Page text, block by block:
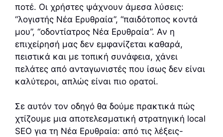
ποτέ. Οι χρήστες ψάχνουν άμεσα λύσεις:
“λογιστής Νέα Ερυθραία”, “παιδότοπος κοντά
μου”, “οδοντίατρος Νέα Ερυθραία”. Αν η
επιχείρησή μας δεν εμφανίζεται καθαρά,
πειστικά και με τοπική συνάφεια, χάνει
πελάτες από ανταγωνιστές που ίσως δεν είναι
καλύτεροι, απλώς είναι πιο ορατοί.
Σε αυτόν τον οδηγό θα δούμε πρακτικά πώς
χτίζουμε μια αποτελεσματική στρατηγική local
SEO για τη Νέα Ερυθραία: από τις λέξεις-